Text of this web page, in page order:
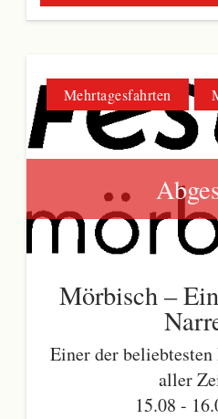
Mehrtagesfahrten
Mörbisch –
Einer der
aller
15.08 -